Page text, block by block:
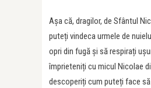
Așa că, dragilor, de Sfântul
puteți vindeca urmele de
opri din fugă și să respirați
împrieteniți cu micul Nicolae
descoperiți cum puteți face